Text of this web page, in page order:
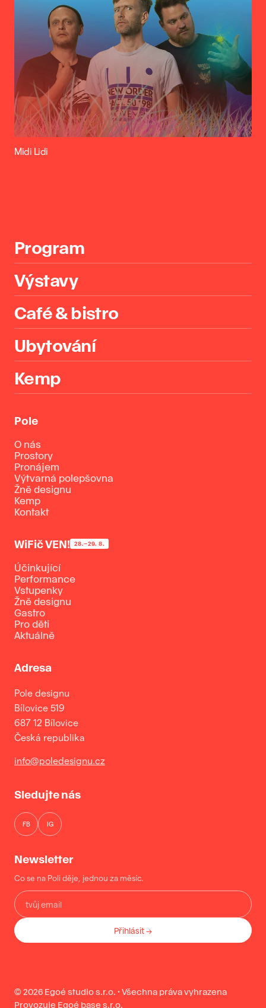
Midi Lidi
Program
Výstavy
Café & bistro
Ubytování
Kemp
Pole
O nás
Prostory
Pronájem
Výtvarná polepšovna
Žně designu
Kemp
Kontakt
WiFič VEN! 28.–29. 8.
Účinkující
Performance
Vstupenky
Žně designu
Gastro
Pro děti
Aktuálně
Adresa
Pole designu
Bílovice 519
687 12 Bílovice
Česká republika
info@poledesignu.cz
Sledujte nás
FB IG
Newsletter
Co se na Poli děje, jednou za měsíc.
Přihlásit →
© 2026 Egoé studio s.r.o. · Všechna práva vyhrazena
Provozuje Egoé base s.r.o.